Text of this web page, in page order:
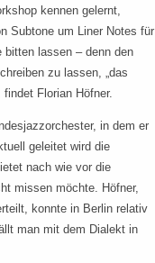
kennen gelernt,
Subtone um Liner Notes für
bitten lassen – denn den
zu lassen, „das
Florian Höfner.
in dem er
geleitet wird die
nach wie vor die
missen möchte. Höfner,
konnte in Berlin relativ
man mit dem Dialekt in